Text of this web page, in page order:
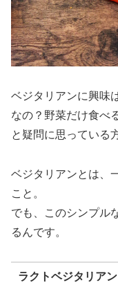
ベジタリアンに興味
なの？野菜だけ食べ
と疑問に思っている
ベジタリアンとは、
こと。
でも、このシンプル
るんです。
ラクトベジタリアン